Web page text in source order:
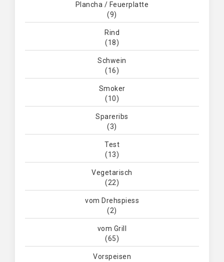
Plancha / Feuerplatte
(9)
Rind
(18)
Schwein
(16)
Smoker
(10)
Spareribs
(3)
Test
(13)
Vegetarisch
(22)
vom Drehspiess
(2)
vom Grill
(65)
Vorspeisen